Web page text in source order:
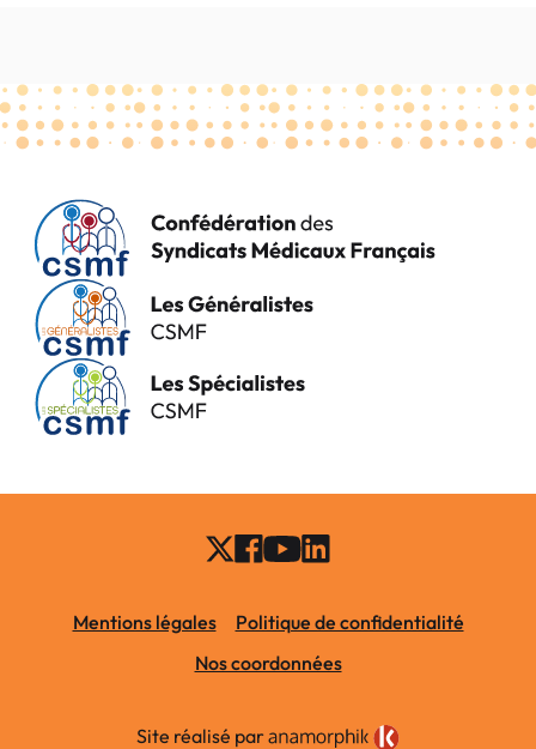
Mentions légales
Politique de confidentialité
Nos coordonnées
Site réalisé par